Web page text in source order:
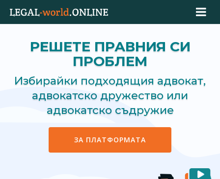
РЕШЕТЕ ПРАВНИЯ СИ
ПРОБЛЕМ
Избирайки подходящия адвокат,
адвокатско дружество или
адвокатско съдружие
ЗА ПЛАТФОРМАТА